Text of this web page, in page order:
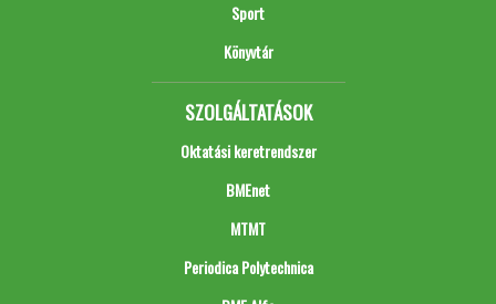
Sport
Könyvtár
SZOLGÁLTATÁSOK
Oktatási keretrendszer
BMEnet
MTMT
Periodica Polytechnica